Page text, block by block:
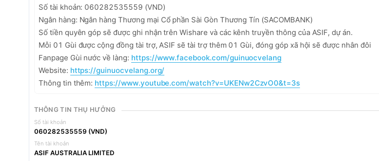
Số tài khoản: 060282535559 (VND)
Ngân hàng: Ngân hàng Thương mại Cổ phần Sài Gòn Thương Tín (SACOMBANK)
Số tiền quyên góp sẽ được ghi nhận trên Wishare và các kênh truyền thông của ASIF, dự án.
Mỗi 01 Gùi được cộng đồng tài trợ, ASIF sẽ tài trợ thêm 01 Gùi, đóng góp xã hội sẽ được nhân đôi
Fanpage Gùi nước về làng: https://www.facebook.com/guinuocvelang
Website: https://guinuocvelang.org/
Thông tin thêm: https://www.youtube.com/watch?v=UKENw2CzvO0&t=3s
THÔNG TIN THỤ HƯỞNG
Số tài khoản
060282535559 (VND)
Tên tài khoản
ASIF AUSTRALIA LIMITED